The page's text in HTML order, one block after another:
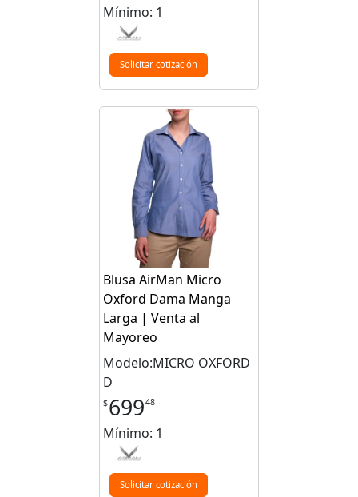
Mínimo: 1
Solicitar cotización
Blusa AirMan Micro
Oxford Dama Manga
Larga | Venta al
Mayoreo
Modelo:MICRO OXFORD
D
$69948
Mínimo: 1
Solicitar cotización